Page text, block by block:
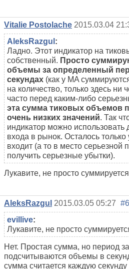
Vitalie Postolache 2015.03.04
AleksRazgul :
Ладно. Этот индикатор на
собственный. Просто
объемы за определенный
секундах (как у MA
на количество, только здесь ни
часто перед каким-либо
эта сумма тиковых объемов
очень низких значений. Так
индикатор можно использовать
входа в рынок. Осталось только
входит (а то в место
получить серьезные убытки).
Лукавите, не просто
AleksRazgul 2015.03.05 05:27 #6
evillive:
Лукавите, не просто
Нет. Простая сумма, но период
подсчитываются объемы в
сумма считается каждую